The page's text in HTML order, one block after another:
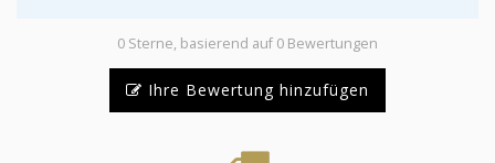
0 Sterne, basierend auf 0 Bewertungen
Ihre Bewertung hinzufügen